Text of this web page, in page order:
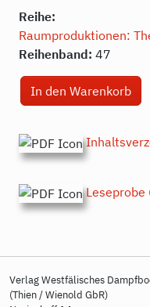
Reihe:
Raumproduktionen:
Reihenband: 47
Leseprobe
Verlag Westfälisches
(Thien / Wienold GbR)